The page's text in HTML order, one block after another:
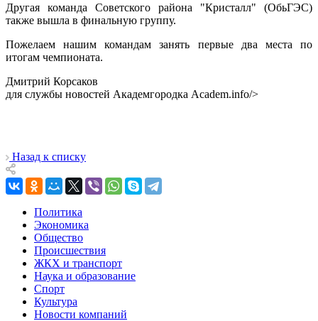
Другая команда Советского района "Кристалл" (ОбьГЭС)
также вышла в финальную группу.
Пожелаем нашим командам занять первые два места по
итогам чемпионата.
Дмитрий Корсаков
для службы новостей Академгородка Academ.info/>
Назад к списку
Политика
Экономика
Общество
Происшествия
ЖКХ и транспорт
Наука и образование
Спорт
Культура
Новости компаний